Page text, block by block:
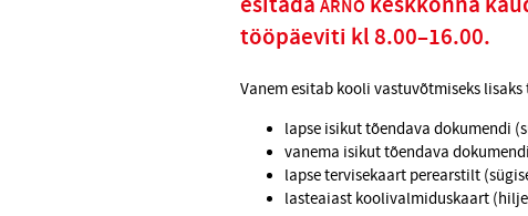
ARNO
tööpäeviti kl 8.00–16.00.
Vanem esitab kooli vastuvõtmiseks
lapse isikut tõendava dokumendi
vanema isikut tõendava dokumendi
lapse tervisekaart perearstilt
lasteaiast koolivalmiduskaart